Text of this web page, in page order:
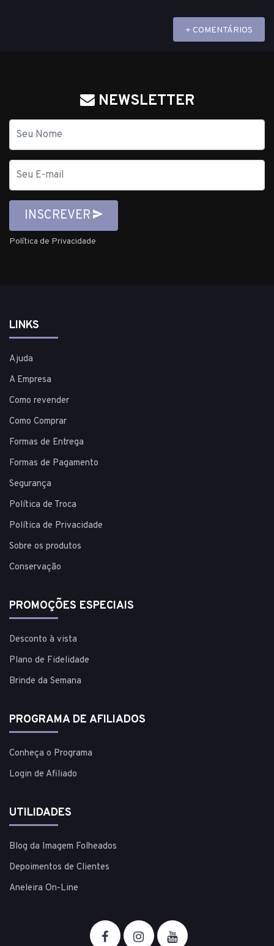
+ COMENTÁRIOS
NEWSLETTER
mail
INSCREVER
Política de Privacidade
LINKS
Ajuda
A Empresa
Como revender
Como Comprar
Formas de Entrega
Formas de Pagamento
Segurança
Política de Troca
Política de Privacidade
Sobre os produtos
Conservação
PROMOÇÕES ESPECIAIS
Desconto à vista
Plano de Fidelidade
Brinde da Semana
PROGRAMA DE AFILIADOS
Conheça o Programa
Login de Afiliado
UTILIDADES
Blog da Imagem Folheados
Depoimentos de Clientes
Aneleira On-Line